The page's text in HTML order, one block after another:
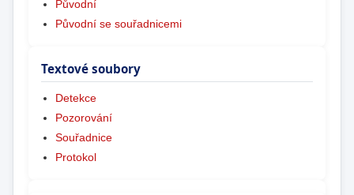
Původní
Původní se souřadnicemi
Textové soubory
Detekce
Pozorování
Souřadnice
Protokol